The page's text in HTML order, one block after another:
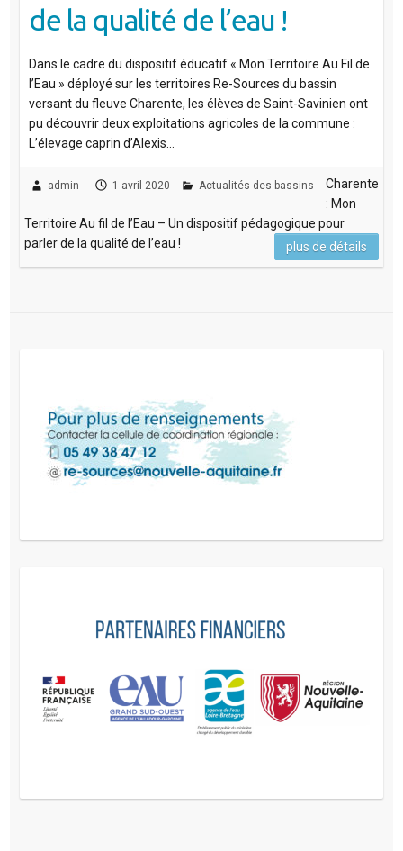
de la qualité de l’eau !
Dans le cadre du dispositif éducatif « Mon Territoire Au Fil de
l’Eau » déployé sur les territoires Re-Sources du bassin
versant du fleuve Charente, les élèves de Saint-Savinien ont
pu découvrir deux exploitations agricoles de la commune :
L’élevage caprin d’Alexis…
admin 1 avril 2020 Actualités des bassins
Charente
: Mon
Territoire Au fil de l’Eau – Un dispositif pédagogique pour
parler de la qualité de l’eau !
plus de détails